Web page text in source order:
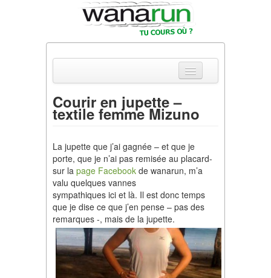
Actualités
Parcours & Courses
Outils & Réseaux
Courir en jupette –
textile femme Mizuno
La jupette que j’ai gagnée – et que je
porte, que je n’ai pas remisée au placard-
sur la page Facebookde wanarun, m’a
valu quelques vannes
sympathiques ici et là. Il est donc temps
que je dise ce que j’en pense – pas des
remarques -, mais de la jupette.